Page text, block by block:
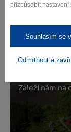
přizpůsobit nastavení
Souhlasím se
Odmítnout a
Záleží nám na